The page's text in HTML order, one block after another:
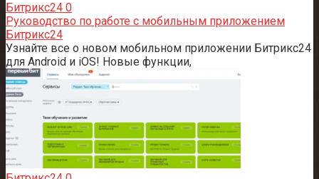
Битрикс24 0
Руководство по работе с мобильным приложением
Битрикс24
Узнайте все о новом мобильном приложении Битрикс24
для Android и iOS! Новые функции,